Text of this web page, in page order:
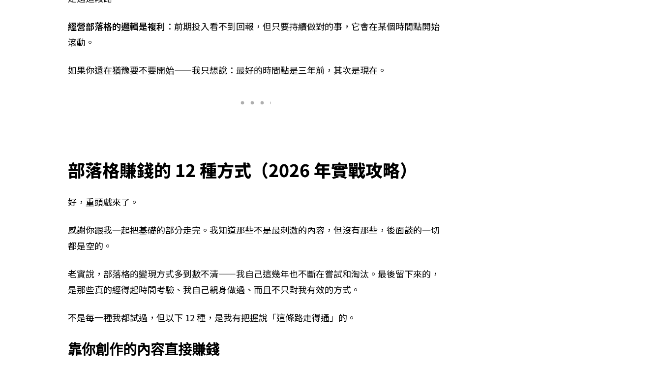
經營部落格的邏輯是複利 ：前期投入看不到回報，但只要持續做對的事，它會在某個時間點開始
滾動。
如果你還在猶豫要不要開始——我只想說：最好的時間點是三年前，其次是現在。
部落格賺錢的 12 種方式（2026 年實戰攻略）
好，重頭戲來了。
感謝你跟我一起把基礎的部分走完。我知道那些不是最刺激的內容，但沒有那些，後面談的一切
都是空的。
老實說，部落格的變現方式多到數不清——我自己這幾年也不斷在嘗試和淘汰。最後留下來的，
是那些真的經得起時間考驗、我自己親身做過、而且不只對我有效的方式。
不是每一種我都試過，但以下 12 種，是我有把握說「這條路走得通」的。
靠你創作的內容直接賺錢